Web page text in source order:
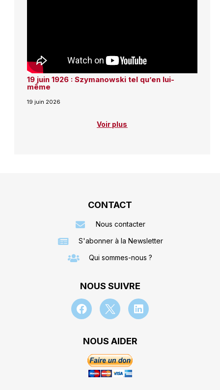
19 juin 1926 : Szymanowski tel qu’en lui-
même
19 juin 2026
Voir plus
CONTACT
Nous contacter
S'abonner à la Newsletter
Qui sommes-nous ?
NOUS SUIVRE
NOUS AIDER